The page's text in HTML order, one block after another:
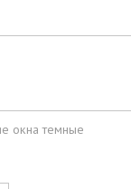
окна темные